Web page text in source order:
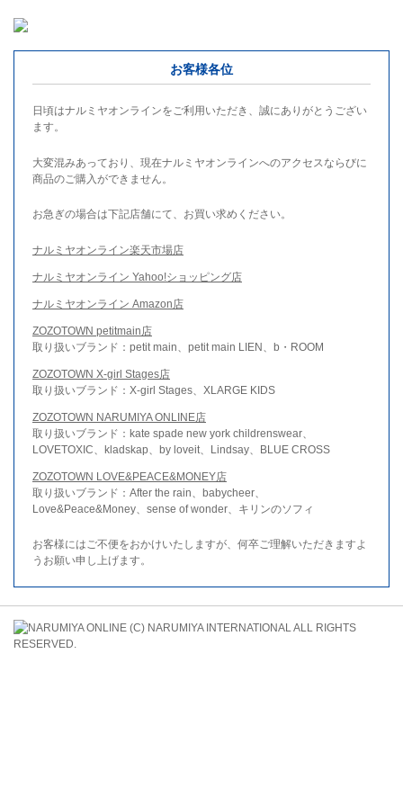
お客様各位
日頃はナルミヤオンラインをご利用いただき、誠にありがとうござい
ます。
大変混みあっており、現在ナルミヤオンラインへのアクセスならびに
商品のご購入ができません。
お急ぎの場合は下記店舗にて、お買い求めください。
ナルミヤオンライン楽天市場店
ナルミヤオンライン Yahoo!ショッピング店
ナルミヤオンライン Amazon店
ZOZOTOWN petitmain店
取り扱いブランド：petit main、petit main LIEN、b・ROOM
ZOZOTOWN X-girl Stages店
取り扱いブランド：X-girl Stages、XLARGE KIDS
ZOZOTOWN NARUMIYA ONLINE店
取り扱いブランド：kate spade new york childrenswear、
LOVETOXIC、kladskap、by loveit、Lindsay、BLUE CROSS
ZOZOTOWN LOVE&PEACE&MONEY店
取り扱いブランド：After the rain、babycheer、
Love&Peace&Money、sense of wonder、キリンのソフィ
お客様にはご不便をおかけいたしますが、何卒ご理解いただきますよ
うお願い申し上げます。